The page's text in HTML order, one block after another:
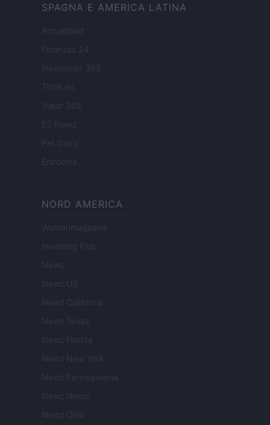
SPAGNA E AMERICA LATINA
Actualidad
Finanzas 24
Investindo 365
Think.es
Viajar 365
ES Newz
Pet Story
Encocina
NORD AMERICA
Womanmagazine
Investing Plus
Newz
Newz US
Newz California
Newz Texas
Newz Florida
Newz New York
Newz Pennsylvania
Newz Illinois
Newz Ohio